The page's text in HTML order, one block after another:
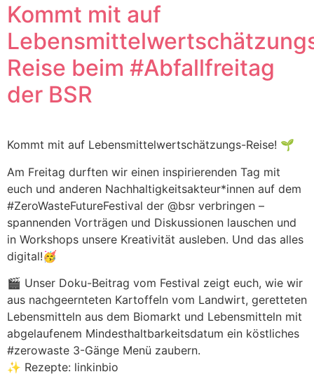
Kommt mit auf
Reise beim #Abfallfreitag
der BSR
Kommt mit auf Lebensmittelwertschätzungs-Reise! 🌱
Am Freitag durften wir einen inspirierenden Tag mit
euch und anderen Nachhaltigkeitsakteur*innen auf dem
#ZeroWasteFutureFestival der @bsr verbringen –
spannenden Vorträgen und Diskussionen lauschen und
in Workshops unsere Kreativität ausleben. Und das alles
digital!🥳
🎬 Unser Doku-Beitrag vom Festival zeigt euch, wie wir
aus nachgeernteten Kartoffeln vom Landwirt, geretteten
Lebensmitteln aus dem Biomarkt und Lebensmitteln mit
abgelaufenem Mindesthaltbarkeitsdatum ein köstliches
#zerowaste 3-Gänge Menü zaubern.
✨ Rezepte: linkinbio